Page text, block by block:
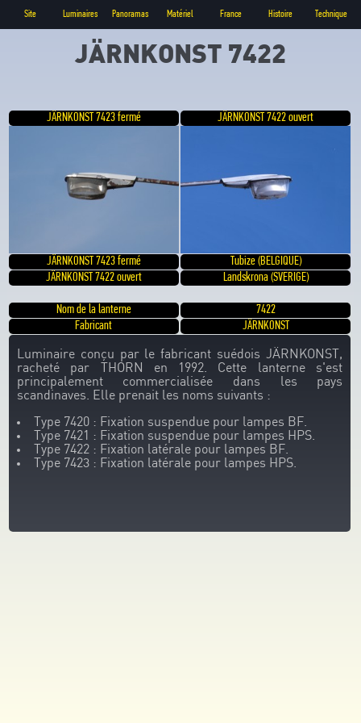
Site Luminaires Panoramas Matériel France Histoire Technique
JÄRNKONST 7422
JÄRNKONST 7423 fermé JÄRNKONST 7422 ouvert
JÄRNKONST 7423 fermé
Tubize (BELGIQUE)
JÄRNKONST 7422 ouvert
Landskrona (SVERIGE)
Nom de la lanterne
7422
Fabricant
JÄRNKONST
Luminaire conçu par le fabricant suédois JÄRNKONST,
racheté par THORN en 1992. Cette lanterne s'est
principalement commercialisée dans les pays
scandinaves. Elle prenait les noms suivants :
Type 7420 : Fixation suspendue pour lampes BF.
Type 7421 : Fixation suspendue pour lampes HPS.
Type 7422 : Fixation latérale pour lampes BF.
Type 7423 : Fixation latérale pour lampes HPS.